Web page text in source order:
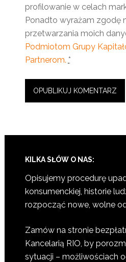
profilowanie w celach
Ponadto wyrażam zgodę
przetwarzania moich
Podmiotom Grupy
Partnerom. *
KILKA SŁÓW O NAS:
Opisujemy procedurę
konsumenckiej, historie
rozpocząć nowe, wolne
Zamów na stronie
Kancelarią RIO, by
sytuacji – możliwościach